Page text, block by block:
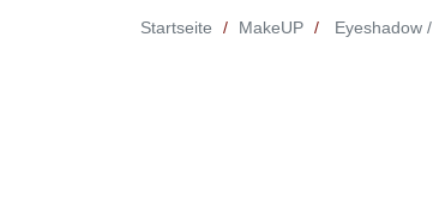
Startseite MakeUP Eyeshadow